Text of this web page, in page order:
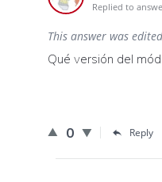
Replied to
This answer was
Qué versión del
0 Reply